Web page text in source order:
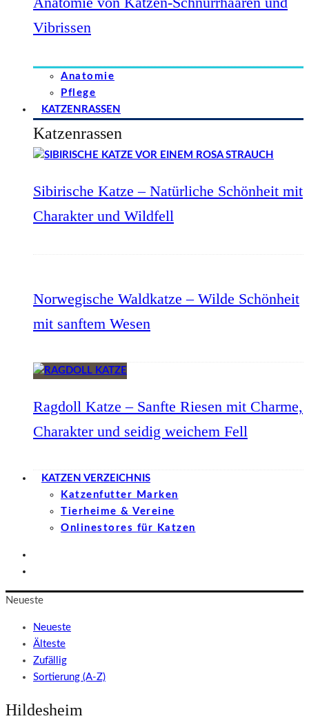
Vibrissen
Anatomie
Pflege
KATZENRASSEN
Katzenrassen
Sibirische Katze – Natürliche Schönheit mit
Charakter und Wildfell
Norwegische Waldkatze – Wilde Schönheit
mit sanftem Wesen
Ragdoll Katze – Sanfte Riesen mit Charme,
Charakter und seidig weichem Fell
KATZEN VERZEICHNIS
Katzenfutter Marken
Tierheime & Vereine
Onlinestores für Katzen
Neueste
Neueste
Älteste
Zufällig
Sortierung (A-Z)
Hildesheim